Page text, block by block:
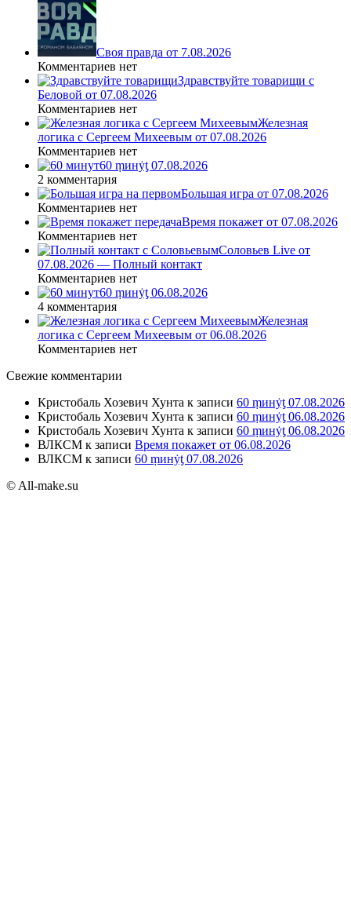
Своя правда от 7.08.2026
Комментариев нет
Здравствуйте товарищи с
Беловой от 07.08.2026
Комментариев нет
Железная
логика с Сергеем Михеевым от 07.08.2026
Комментариев нет
60 ṃинẏƫ 07.08.2026
2 комментария
Большая игра от 07.08.2026
Комментариев нет
Время покажет от 07.08.2026
Комментариев нет
Соловьев Live от
07.08.2026 — Полный контакт
Комментариев нет
60 ṃинẏƫ 06.08.2026
4 комментария
Железная
логика с Сергеем Михеевым от 06.08.2026
Комментариев нет
Свежие комментарии
Кристобаль Хозевич Хунта к записи 60 ṃинẏƫ 07.08.2026
Кристобаль Хозевич Хунта к записи 60 ṃинẏƫ 06.08.2026
Кристобаль Хозевич Хунта к записи 60 ṃинẏƫ 06.08.2026
ВЛКСМ к записи Время покажет от 06.08.2026
ВЛКСМ к записи 60 ṃинẏƫ 07.08.2026
© All-make.su